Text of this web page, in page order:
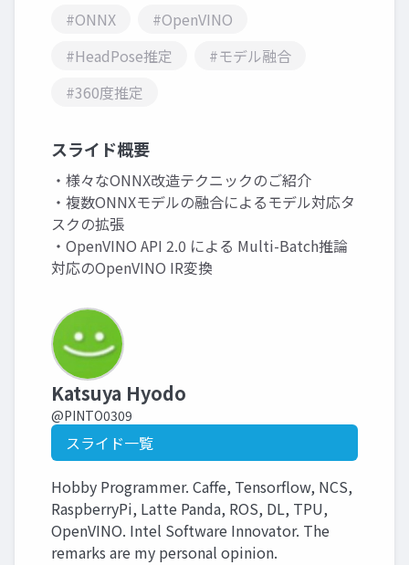
#ONNX
#OpenVINO
#HeadPose推定
#モデル融合
#360度推定
スライド概要
・様々なONNX改造テクニックのご紹介
・複数ONNXモデルの融合によるモデル対応タ
スクの拡張
・OpenVINO API 2.0 による Multi-Batch推論
対応のOpenVINO IR変換
Katsuya Hyodo
@PINTO0309
スライド一覧
Hobby Programmer. Caffe, Tensorflow, NCS,
RaspberryPi, Latte Panda, ROS, DL, TPU,
OpenVINO. Intel Software Innovator. The
remarks are my personal opinion.